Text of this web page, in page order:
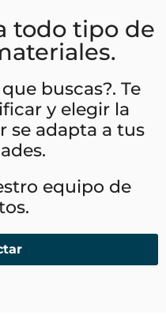
todo tipo de
buscas?. Te
y elegir la
se adapta a tus
equipo de